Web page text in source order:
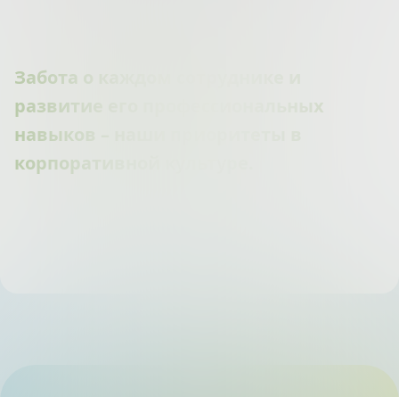
Забота о каждом сотруднике и
развитие его профессиональных
навыков – наши приоритеты в
корпоративной культуре.